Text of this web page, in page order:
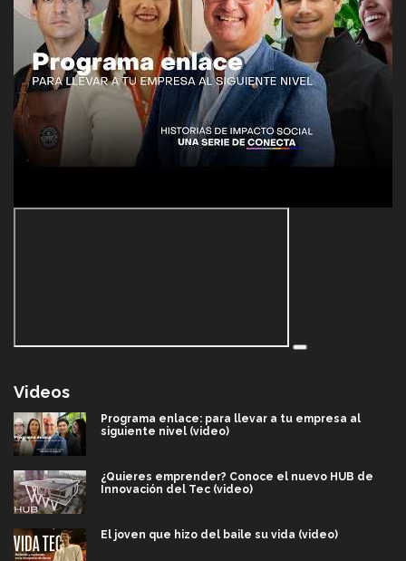
Videos
Programa enlace: para llevar a tu empresa al
siguiente nivel (video)
¿Quieres emprender? Conoce el nuevo HUB de
Innovación del Tec (video)
El joven que hizo del baile su vida (video)